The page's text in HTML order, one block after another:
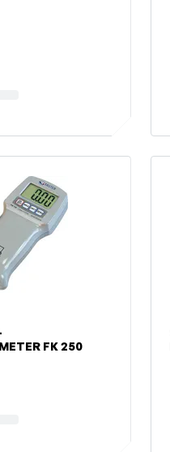
FK 250